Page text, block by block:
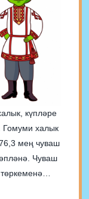
күпләре
Гомуми халык
мең чуваш
Чуваш